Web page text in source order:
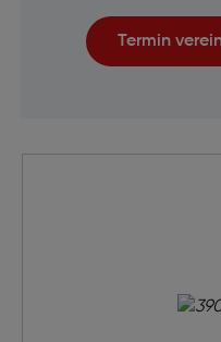
Termin